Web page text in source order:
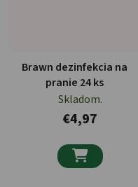
Brawn dezinfekcia na
pranie 24 ks
Skladom.
€4,97
